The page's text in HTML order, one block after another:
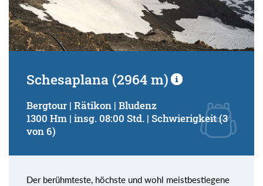
Schesaplana (2964 m)
Bergtour | Rätikon | Bludenz
1300 Hm | insg. 08:00 Std. | Schwierigkeit (3
von 6)
Der berühmteste, höchste und wohl meistbestiegene